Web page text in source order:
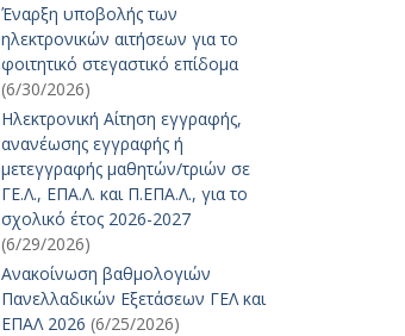
Έναρξη υποβολής των
ηλεκτρονικών αιτήσεων για το
φοιτητικό στεγαστικό επίδομα
(6/30/2026)
Ηλεκτρονική Αίτηση εγγραφής,
ανανέωσης εγγραφής ή
μετεγγραφής μαθητών/τριών σε
ΓΕ.Λ., ΕΠΑ.Λ. και Π.ΕΠΑ.Λ., για το
σχολικό έτος 2026-2027
(6/29/2026)
Ανακοίνωση βαθμολογιών
Πανελλαδικών Εξετάσεων ΓΕΛ και
ΕΠΑΛ 2026 (6/25/2026)